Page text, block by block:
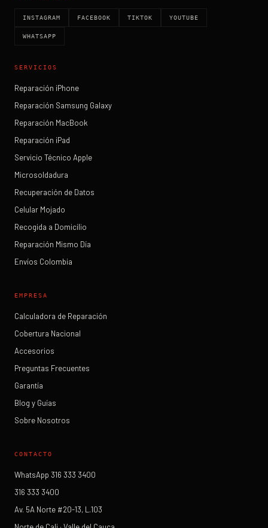
INSTAGRAM FACEBOOK TIKTOK YOUTUBE
WHATSAPP
SERVICIOS
Reparación iPhone
Reparación Samsung Galaxy
Reparación MacBook
Reparación iPad
Servicio Técnico Apple
Microsoldadura
Recuperación de Datos
Celular Mojado
Recogida a Domicilio
Reparación Mismo Día
Envíos Colombia
EMPRESA
Calculadora de Reparación
Cobertura Nacional
Accesorios
Preguntas Frecuentes
Garantía
Blog y Guías
Sobre Nosotros
CONTACTO
WhatsApp 316 333 3400
316 333 3400
Av. 5A Norte #20-13, L.103